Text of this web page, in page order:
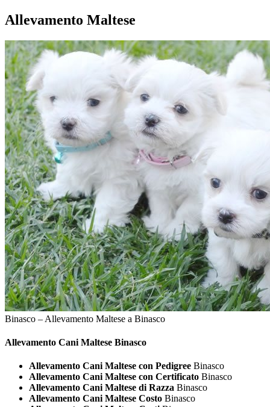
Allevamento Maltese
Binasco – Allevamento Maltese a Binasco
Allevamento Cani Maltese Binasco
Allevamento Cani Maltese con Pedigree Binasco
Allevamento Cani Maltese con Certificato Binasco
Allevamento Cani Maltese di Razza Binasco
Allevamento Cani Maltese Costo Binasco